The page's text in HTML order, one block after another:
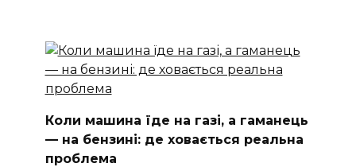
Коли машина їде на газі, а гаманець
— на бензині: де ховається реальна
проблема